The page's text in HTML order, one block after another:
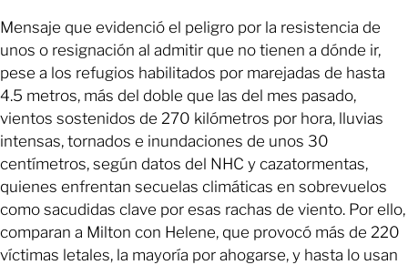
Mensaje que evidenció el peligro por la resistencia de
unos o resignación al admitir que no tienen a dónde ir,
pese a los refugios habilitados por marejadas de hasta
4.5 metros, más del doble que las del mes pasado,
vientos sostenidos de 270 kilómetros por hora, lluvias
intensas, tornados e inundaciones de unos 30
centímetros, según datos del NHC y cazatormentas,
quienes enfrentan secuelas climáticas en sobrevuelos
como sacudidas clave por esas rachas de viento. Por ello,
comparan a Milton con Helene, que provocó más de 220
víctimas letales, la mayoría por ahogarse, y hasta lo usan